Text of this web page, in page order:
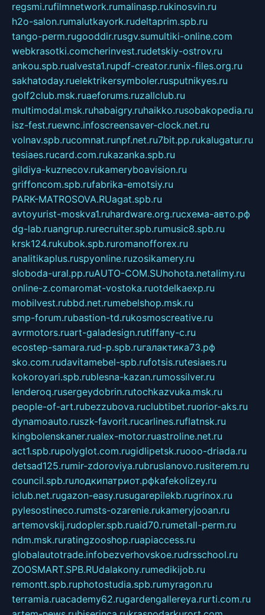
regsmi.rufilmnetwork.rumalinasp.rukinosvin.ru
h2o-salon.rumalutkayork.rudeltaprim.spb.ru
tango-perm.rugooddir.rusgv.sumultiki-online.com
webkrasotki.comcherinvest.rudetskiy-ostrov.ru
ankou.spb.rualvesta1.rupdf-creator.runix-files.org.ru
sakhatoday.ruelektrikersymboler.rusputnikyes.ru
golf2club.msk.ruaeforums.ruzallclub.ru
multimodal.msk.ruhabaigry.ruhaikko.rusobakopedia.ru
isz-fest.ruewnc.infoscreensaver-clock.net.ru
volnav.spb.rucomnat.runpf.net.ru7bit.pp.rukalugatur.ru
tesiaes.rucard.com.rukazanka.spb.ru
gildiya-kuznecov.rukameryboavision.ru
griffoncom.spb.rufabrika-emotsiy.ru
PARK-MATROSOVA.RUagat.spb.ru
avtoyurist-moskva1.ruhardware.org.ruсхема-авто.рф
dg-lab.ruangrup.rurecruiter.spb.rumusic8.spb.ru
krsk124.rukubok.spb.ruromanofforex.ru
analitikaplus.ruspyonline.ruzosikamery.ru
sloboda-ural.pp.ruAUTO-COM.SUhohota.netalimy.ru
online-z.comaromat-vostoka.ruotdelkaexp.ru
mobilvest.rubbd.net.rumebelshop.msk.ru
smp-forum.rubastion-td.rukosmoscreative.ru
avrmotors.ruart-galadesign.rutiffany-c.ru
ecostep-samara.rud-p.spb.ruгалактика73.рф
sko.com.rudavitamebel-spb.rufotsis.rutesiaes.ru
kokoroyari.spb.rublesna-kazan.rumossilver.ru
lenderoq.rusergeydobrin.rutochkazvuka.msk.ru
people-of-art.rubezzubova.ruclubtibet.ruorior-aks.ru
dynamoauto.ruszk-favorit.rucarlines.ruflatnsk.ru
kingbolenskaner.rualex-motor.ruastroline.net.ru
act1.spb.rupolyglot.com.rugidlipetsk.ruooo-driada.ru
detsad125.rumir-zdoroviya.rubruslanovo.rusiterem.ru
council.spb.ruлодкипатриот.рфkafekolizey.ru
iclub.net.rugazon-easy.rusugarepilekb.rugrinox.ru
pylesostineco.rumsts-ozarenie.rukameryjooan.ru
artemovskij.rudopler.spb.ruaid70.rumetall-perm.ru
ndm.msk.ruratingzooshop.ruapiaccess.ru
globalautotrade.infobezverhovskoe.rudrsschool.ru
ZOOSMART.SPB.RUdalakony.rumedikijob.ru
remontt.spb.ruphotostudia.spb.rumyragon.ru
terramia.ruacademy62.rugardengallereya.rurti.com.ru